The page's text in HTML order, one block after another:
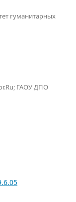
гуманитарных
ГАОУ ДПО